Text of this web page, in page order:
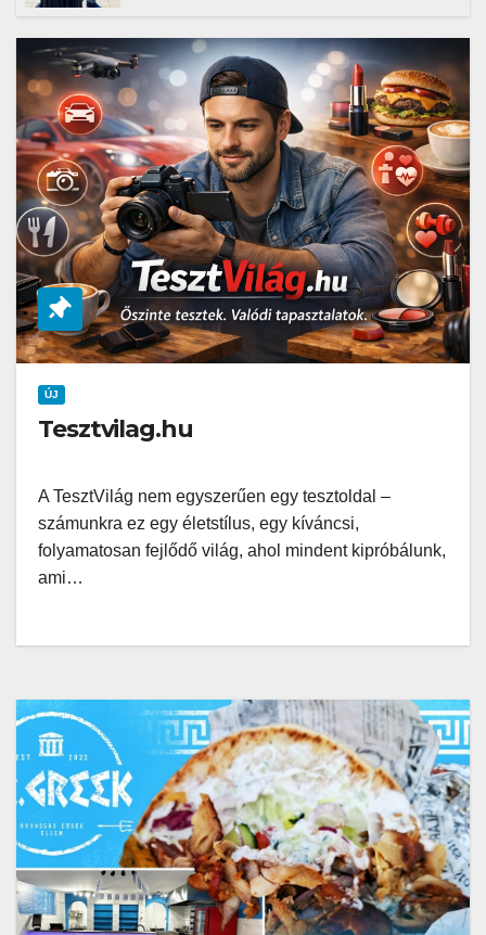
ÚJ
Tesztvilag.hu
A TesztVilág nem egyszerűen egy tesztoldal –
számunkra ez egy életstílus, egy kíváncsi,
folyamatosan fejlődő világ, ahol mindent kipróbálunk,
ami…